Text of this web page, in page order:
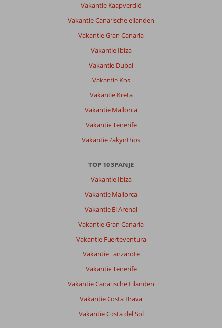
Vakantie Kaapverdië
Vakantie Canarische eilanden
Vakantie Gran Canaria
Vakantie Ibiza
Vakantie Dubai
Vakantie Kos
Vakantie Kreta
Vakantie Mallorca
Vakantie Tenerife
Vakantie Zakynthos
TOP 10 SPANJE
Vakantie Ibiza
Vakantie Mallorca
Vakantie El Arenal
Vakantie Gran Canaria
Vakantie Fuerteventura
Vakantie Lanzarote
Vakantie Tenerife
Vakantie Canarische Eilanden
Vakantie Costa Brava
Vakantie Costa del Sol